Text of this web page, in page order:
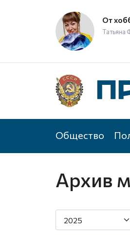
От
Татьяна
Общество
Архив